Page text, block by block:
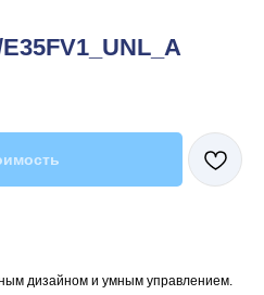
дизайном и умным управлением.